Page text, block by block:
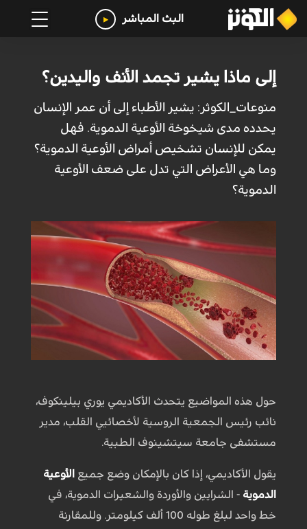
البث المباشر
إلى ماذا يشير تجمد الأنف واليدين؟
منوعات_الكوثر: يشير الأطباء إلى أن عمر الإنسان
يحدده مدى شيخوخة الأوعية الدموية. فهل
يمكن للإنسان تشخيص أمراض الأوعية الدموية؟
وما هي الأعراض التي تدل على ضعف الأوعية
الدموية؟
حول هذه المواضيع يتحدث الأكاديمي يوري بيلينكوف،
نائب رئيس الجمعية الروسية لأخصائيي القلب، مدير
مستشفى جامعة سيتشينوف الطبية.
يقول الأكاديمي، إذا كان بالإمكان وضع جميع
الأوعية
الدموية - الشرايين والأوردة والشعيرات الدموية، في
خط واحد لبلغ طوله 100 ألف كيلومتر. وللمقارنة